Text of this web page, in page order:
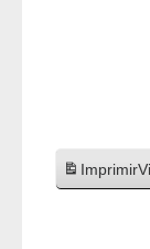
Imprimir